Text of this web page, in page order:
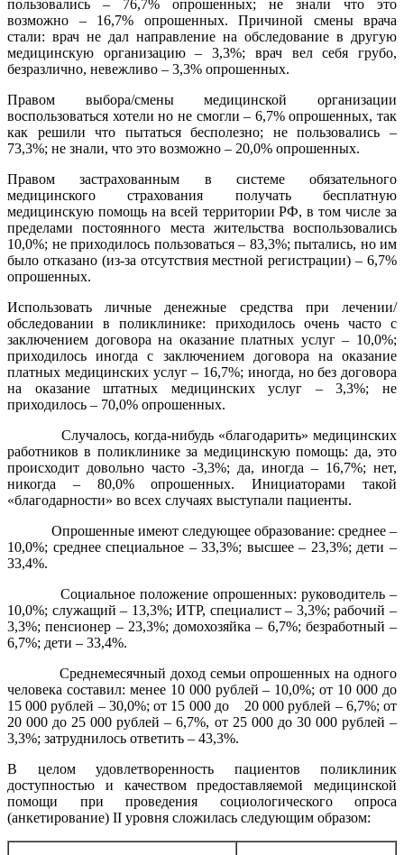
пользовались – 76,7% опрошенных; не знали что это
возможно – 16,7% опрошенных. Причиной смены врача
стали: врач не дал направление на обследование в другую
медицинскую организацию – 3,3%; врач вел себя грубо,
безразлично, невежливо – 3,3% опрошенных.
Правом выбора/смены медицинской организации
воспользоваться хотели но не смогли – 6,7% опрошенных, так
как решили что пытаться бесполезно; не пользовались –
73,3%; не знали, что это возможно – 20,0% опрошенных.
Правом застрахованным в системе обязательного
медицинского страхования получать бесплатную
медицинскую помощь на всей территории РФ, в том числе за
пределами постоянного места жительства воспользовались
10,0%; не приходилось пользоваться – 83,3%; пытались, но им
было отказано (из-за отсутствия местной регистрации) – 6,7%
опрошенных.
Использовать личные денежные средства при лечении/
обследовании в поликлинике: приходилось очень часто с
заключением договора на оказание платных услуг – 10,0%;
приходилось иногда с заключением договора на оказание
платных медицинских услуг – 16,7%; иногда, но без договора
на оказание штатных медицинских услуг – 3,3%; не
приходилось – 70,0% опрошенных.
Случалось, когда-нибудь «благодарить» медицинских
работников в поликлинике за медицинскую помощь: да, это
происходит довольно часто -3,3%; да, иногда – 16,7%; нет,
никогда – 80,0% опрошенных. Инициаторами такой
«благодарности» во всех случаях выступали пациенты.
Опрошенные имеют следующее образование: среднее –
10,0%; среднее специальное – 33,3%; высшее – 23,3%; дети –
33,4%.
Социальное положение опрошенных: руководитель –
10,0%; служащий – 13,3%; ИТР, специалист – 3,3%; рабочий –
3,3%; пенсионер – 23,3%; домохозяйка – 6,7%; безработный –
6,7%; дети – 33,4%.
Среднемесячный доход семьи опрошенных на одного
человека составил: менее 10 000 рублей – 10,0%; от 10 000 до
15 000 рублей – 30,0%; от 15 000 до 20 000 рублей – 6,7%; от
20 000 до 25 000 рублей – 6,7%, от 25 000 до 30 000 рублей –
3,3%; затруднилось ответить – 43,3%.
В целом удовлетворенность пациентов поликлиник
доступностью и качеством предоставляемой медицинской
помощи при проведения социологического опроса
(анкетирование) II уровня сложилась следующим образом: